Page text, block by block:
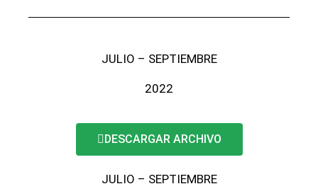
JULIO – SEPTIEMBRE
2022
DESCARGAR ARCHIVO
JULIO – SEPTIEMBRE